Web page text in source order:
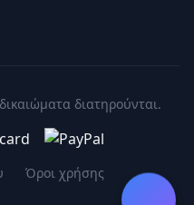
διατηρούνται.
Όροι χρήσης